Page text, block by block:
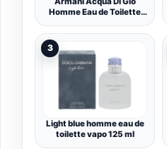
Homme Eau de Toilette
3
Light blue homme eau de
toilette vapo 125 ml